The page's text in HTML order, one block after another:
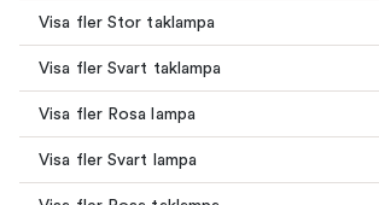
Visa fler Stor taklampa
Visa fler Svart taklampa
Visa fler Rosa lampa
Visa fler Svart lampa